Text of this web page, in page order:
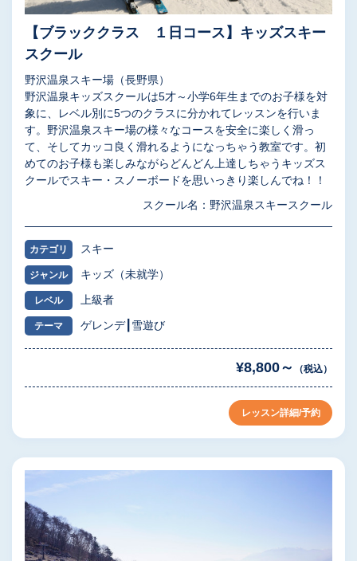
【ブラッククラス １日コース】キッズスキー
スクール
野沢温泉スキー場（長野県）
野沢温泉キッズスクールは5才～小学6年生までのお子様を対
象に、レベル別に5つのクラスに分かれてレッスンを行いま
す。野沢温泉スキー場の様々なコースを安全に楽しく滑っ
て、そしてカッコ良く滑れるようになっちゃう教室です。初
めてのお子様も楽しみながらどんどん上達しちゃうキッズス
クールでスキー・スノーボードを思いっきり楽しんでね！！
スクール名：野沢温泉スキースクール
カテゴリ スキー
ジャンル キッズ（未就学）
レベル 上級者
テーマ ゲレンデ 雪遊び
¥8,800～ （税込）
レッスン詳細/予約